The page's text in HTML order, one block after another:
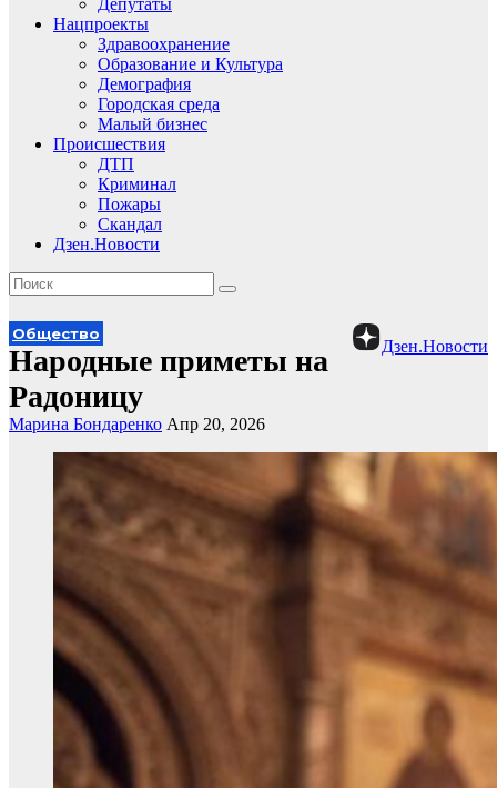
Депутаты
Нацпроекты
Здравоохранение
Образование и Культура
Демография
Городская среда
Малый бизнес
Происшествия
ДТП
Криминал
Пожары
Скандал
Дзен.Новости
Дзен.Новости
Общество
Народные приметы на
Радоницу
Марина Бондаренко Апр 20, 2026